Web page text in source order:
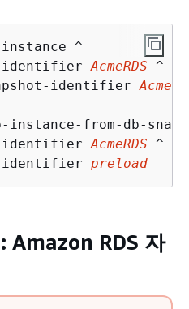
^
identifier
AcmeRDS ^
identifier
instance-from-db-
identifier
AcmeRDS ^
preload
Amazon RDS 자